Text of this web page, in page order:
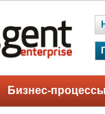
Бизнес-процессы